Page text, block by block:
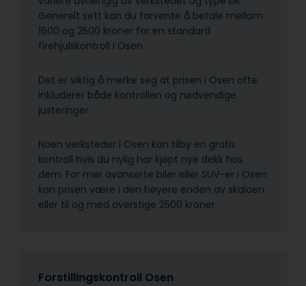
Generelt sett kan du forvente å betale mellom
1600 og 2500 kroner for en standard
firehjulskontroll i Osen.
Det er viktig å merke seg at prisen i Osen ofte
inkluderer både kontrollen og nødvendige
justeringer.
Noen verksteder i Osen kan tilby en gratis
kontroll hvis du nylig har kjøpt nye dekk hos
dem. For mer avanserte biler eller SUV-er i Osen
kan prisen være i den høyere enden av skalaen
eller til og med overstige 2500 kroner.
Forstillingskontroll Osen